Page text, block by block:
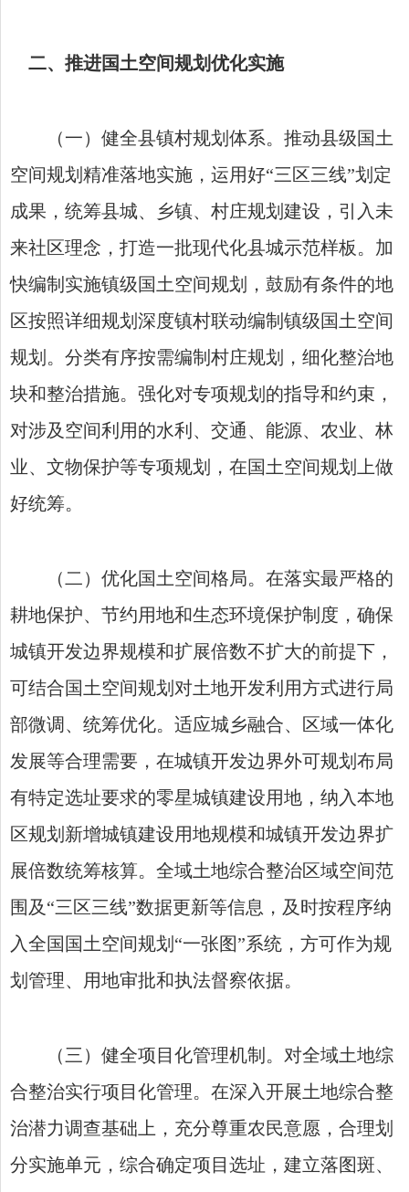
二、推进国土空间规划优化实施
（一）健全县镇村规划体系。推动县级国土
空间规划精准落地实施，运用好“三区三线”划定
成果，统筹县城、乡镇、村庄规划建设，引入未
来社区理念，打造一批现代化县城示范样板。加
快编制实施镇级国土空间规划，鼓励有条件的地
区按照详细规划深度镇村联动编制镇级国土空间
规划。分类有序按需编制村庄规划，细化整治地
块和整治措施。强化对专项规划的指导和约束，
对涉及空间利用的水利、交通、能源、农业、林
业、文物保护等专项规划，在国土空间规划上做
好统筹。
（二）优化国土空间格局。在落实最严格的
耕地保护、节约用地和生态环境保护制度，确保
城镇开发边界规模和扩展倍数不扩大的前提下，
可结合国土空间规划对土地开发利用方式进行局
部微调、统筹优化。适应城乡融合、区域一体化
发展等合理需要，在城镇开发边界外可规划布局
有特定选址要求的零星城镇建设用地，纳入本地
区规划新增城镇建设用地规模和城镇开发边界扩
展倍数统筹核算。全域土地综合整治区域空间范
围及“三区三线”数据更新等信息，及时按程序纳
入全国国土空间规划“一张图”系统，方可作为规
划管理、用地审批和执法督察依据。
（三）健全项目化管理机制。对全域土地综
合整治实行项目化管理。在深入开展土地综合整
治潜力调查基础上，充分尊重农民意愿，合理划
分实施单元，综合确定项目选址，建立落图斑、